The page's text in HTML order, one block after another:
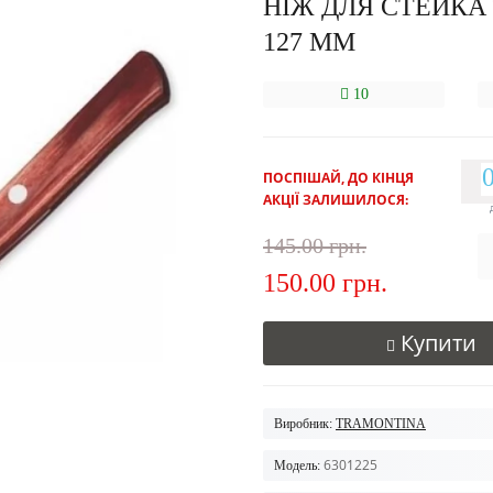
НІЖ ДЛЯ СТЕЙКА
127 ММ
10
ПОСПІШАЙ, ДО КІНЦЯ
АКЦІЇ ЗАЛИШИЛОСЯ:
9
9
0
0
145.00 грн.
150.00 грн.
Купити
Виробник: TRAMONTINA
Модель: 6301225